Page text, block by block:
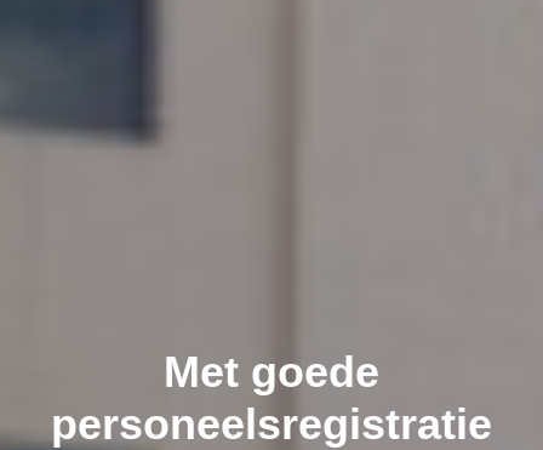
Met goede
personeelsregistratie